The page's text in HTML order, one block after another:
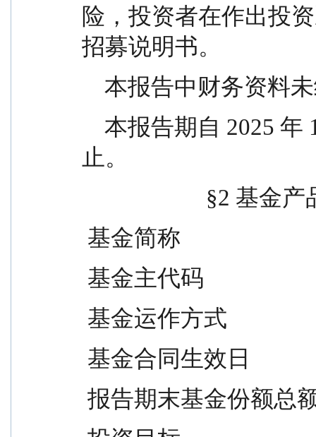
险，投资者在作出投
招募说明书。
本报告中财务资料
止。
基金简称
基金主代码
基金运作方式
基金合同生效日
报告期末基金份额总